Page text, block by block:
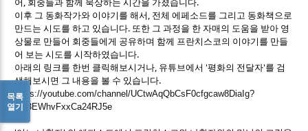
이후 그 동화작가와 이야기를 해서, 전체 에페소드를 그리고 동화책으로
만드는 시도를 하고 있습니다. 또한 그 과정을 한 자매의 도움을 받아 영
상물로 만들어 회중들에게 공유하며 함께 프란치스코의 이야기를 만들
어 보는 시도를 시작하였습니다.
아래의 링크를 한번 클릭해보시거나, 유튜브에서 '평화의 전달자'를 검
색해보시면 그 내용을 볼 수 있습니다.
https://youtube.com/channel/UCtwAqQbCsF0cfgcaw8DiaIg?
si=3EWhvFxxCa24RJ5e
목록
열기